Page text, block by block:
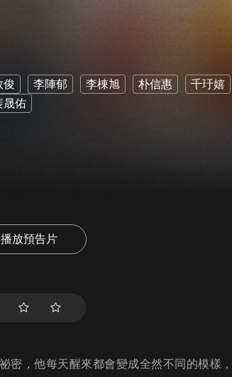
俊 李陣郁 李棟旭 朴信惠 千玗嬉
晟佑
播放預告片
密，他每天醒來都會變成全然不同的模樣